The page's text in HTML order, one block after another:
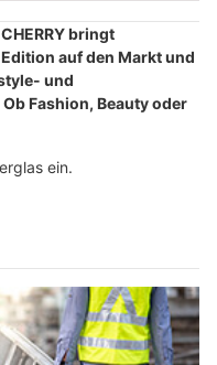
bringt
auf den Markt und
und
Fashion, Beauty oder
ein.